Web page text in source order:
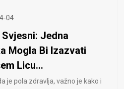
04
Jedna
Mogla Bi Izazvati
Licu...
je pola zdravlja, važno je kako i